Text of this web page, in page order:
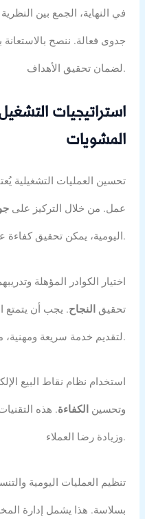
في النهاية، الجمع بين
جدوى فعالة. ننصح
لضمان تحقيق الأهداف.
استراتيجيات
المشويات
تحسين العمليات التشغيلية
عمل. من خلال التركيز على
اليومية، يمكن تحقيق كفاءة المميز.
اختيار الكوادر المؤهلة
تحقيق النجاح. يجب أن يتمتع
لتقديم خدمة سريعة ومهنية، مما يعزز تجربة العملاء.
استخدام نظام نقاط البيع
وتحسين الكفاءة. هذه
وزيادة رضا العملاء.
تنظيم العمليات اليومية
بسلاسة. هذا يشمل إدارة